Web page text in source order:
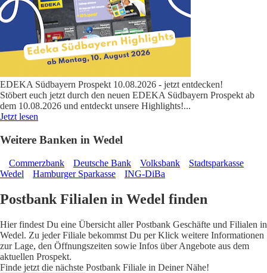
EDEKA Südbayern Prospekt 10.08.2026 - jetzt entdecken!
Stöbert euch jetzt durch den neuen EDEKA Südbayern Prospekt ab
dem 10.08.2026 und entdeckt unsere Highlights!...
Jetzt lesen
Weitere Banken in Wedel
Commerzbank Deutsche Bank Volksbank
Stadtsparkasse
Wedel
Hamburger Sparkasse ING-DiBa
Postbank Filialen in Wedel finden
Hier findest Du eine Übersicht aller Postbank Geschäfte und Filialen in
Wedel. Zu jeder Filiale bekommst Du per Klick weitere Informationen
zur Lage, den Öffnungszeiten sowie Infos über Angebote aus dem
aktuellen Prospekt.
Finde jetzt die nächste Postbank Filiale in Deiner Nähe!